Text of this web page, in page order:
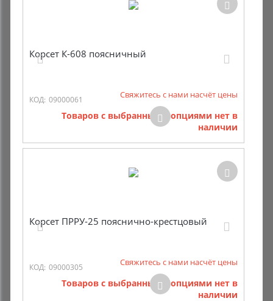
Корсет К-608 поясничный
КОД: 09000061 Свяжитесь с нами насчёт цены
Товаров с выбранными опциями нет в
наличии
Корсет ПРРУ-25 пояснично-крестцовый
КОД: 09000305 Свяжитесь с нами насчёт цены
Товаров с выбранными опциями нет в
наличии